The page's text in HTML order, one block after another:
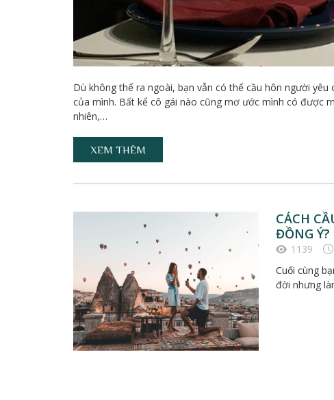
Dù không thể ra ngoài, bạn vẫn có thể cầu hôn người
của mình. Bất kể cô gái nào cũng mơ ước mình có được
nhiên,…
XEM THÊM
CÁCH
ĐỒNG Ý?
1139
Cuối cùng
đời nhưng